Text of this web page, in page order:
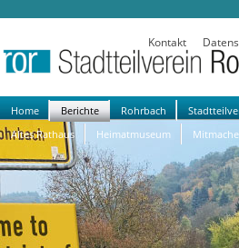
Kontakt
Navigation
überspringen
Home Berichte Rohrbach
Altes Rathaus
Heimatmuseum